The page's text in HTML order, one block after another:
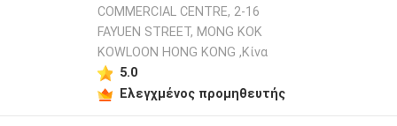
COMMERCIAL CENTRE, 2-16
FAYUEN STREET, MONG KOK
KOWLOON HONG KONG ,Κίνα
5.0
Ελεγχμένος προμηθευτής